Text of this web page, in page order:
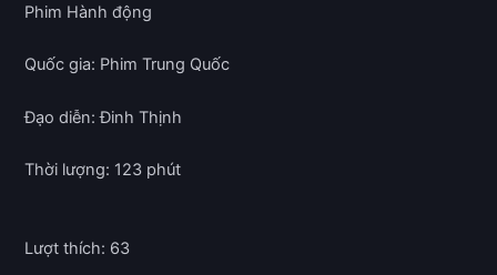
Phim Hành động
Quốc gia: Phim Trung Quốc
Đạo diễn: Đinh Thịnh
Thời lượng: 123 phút
Lượt thích: 63